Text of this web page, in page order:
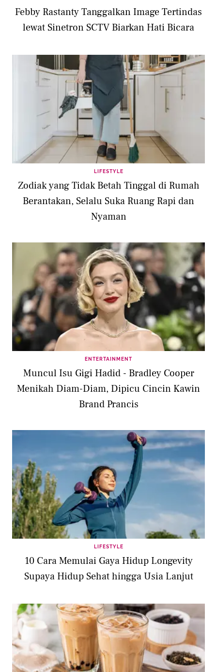
Febby Rastanty Tanggalkan Image Tertindas
lewat Sinetron SCTV Biarkan Hati Bicara
LIFESTYLE
Zodiak yang Tidak Betah Tinggal di Rumah
Berantakan, Selalu Suka Ruang Rapi dan
Nyaman
ENTERTAINMENT
Muncul Isu Gigi Hadid - Bradley Cooper
Menikah Diam-Diam, Dipicu Cincin Kawin
Brand Prancis
LIFESTYLE
10 Cara Memulai Gaya Hidup Longevity
Supaya Hidup Sehat hingga Usia Lanjut